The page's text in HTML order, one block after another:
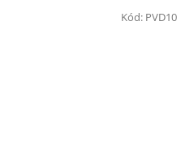
Kód: PVD10